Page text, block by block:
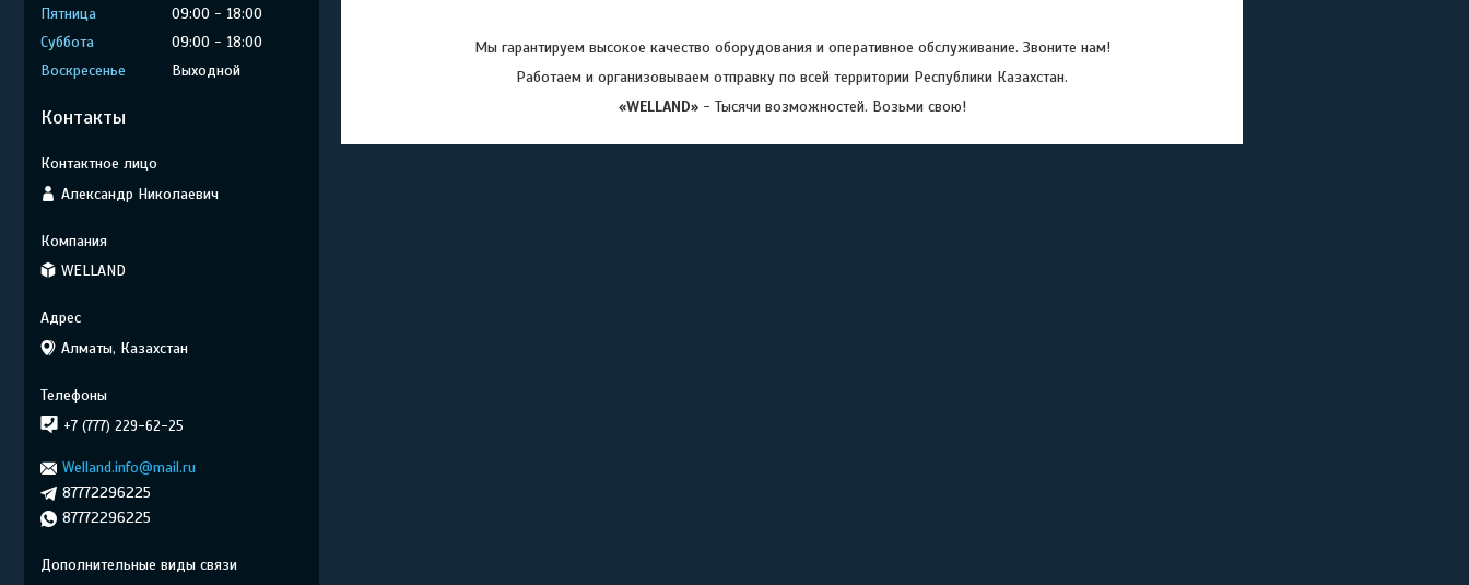
Мы гарантируем высокое качество оборудования и оперативное обслуживание. Звоните нам!
Работаем и организовываем отправку по всей территории Республики Казахстан.
«WELLAND»- Тысячи возможностей. Возьми свою!
Пятница
09:00
18:00
Суббота
09:00
18:00
Воскресенье
Выходной
Контакты
Александр Николаевич
WELLAND
Алматы, Казахстан
+7 (777) 229-62-25
Welland.info@mail.ru
87772296225
87772296225